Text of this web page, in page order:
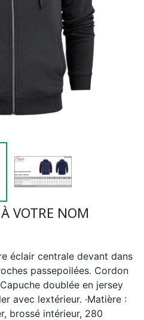
VOTRE NOM
éclair centrale devant dans
passepoilées. Cordon
doublée en jersey
avec lextérieur. ·Matière :
brossé intérieur, 280